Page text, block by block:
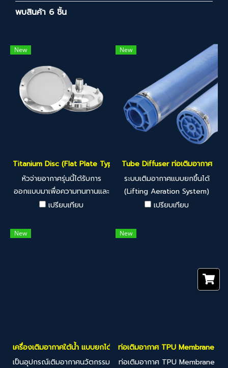
พบสินค้า 6 ชิ้น
New
Titanium Disc (Flat Plate Type) จานเติมอากาศ แบบแผ่นไทเทเนีย
หัวจ่ายอากาศรุ่นนี้ได้รับการ
ออกแบบมาเพื่อความทนทานและ
ประสิทธิภาพขั้นสุด โครงสร้าง
ไทเทเนียม, ตัวเรือนและหน้าแป
เปรียบเทียบ
New
Tube Diffuser ท่อเติมอากาศ
ระบบเติมอากาศแบบยกขึ้นได้
(Lifting Aeration System)
เป็นระบบเติมอากาศชนิดพิเศษที่
อุปกรณ์เติมอากาศ (เช่น เครื่อง
รักษา หรือเปลี่ยนอะไหล่ได้อย่าง
สามารถยกอุปกรณ์ขึ้นจากน้ำได้
ยากในการทำงานได้อย่าง
มหาศาล
เปรียบเทียบ
New
เครื่องเติมอากาศใต้น้ำ แบบยกได้ชนิดหมุนวน ( Lifrable Vortex
เป็นอุปกรณ์เติมอากาศนวัตกรรม
New
ท่อเติมอากาศ TPU Membrane
ท่อเติมอากาศ TPU Membrane